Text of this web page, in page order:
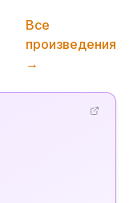
Все
произведения
→